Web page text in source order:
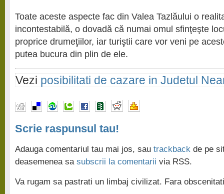
Toate aceste aspecte fac din Valea Tazlăului o
incontestabilă, o dovadă că numai omul sfinţeşte
proprice drumeţiilor, iar turiştii care vor veni pe
putea bucura din plin de ele.
Vezi posibilitati de cazare in Judetul
Scrie raspunsul tau!
Adauga comentariul tau mai jos, sau trackback de pe
deasemenea sa subscrii la comentarii via RSS.
Va rugam sa pastrati un limbaj civilizat. Fara